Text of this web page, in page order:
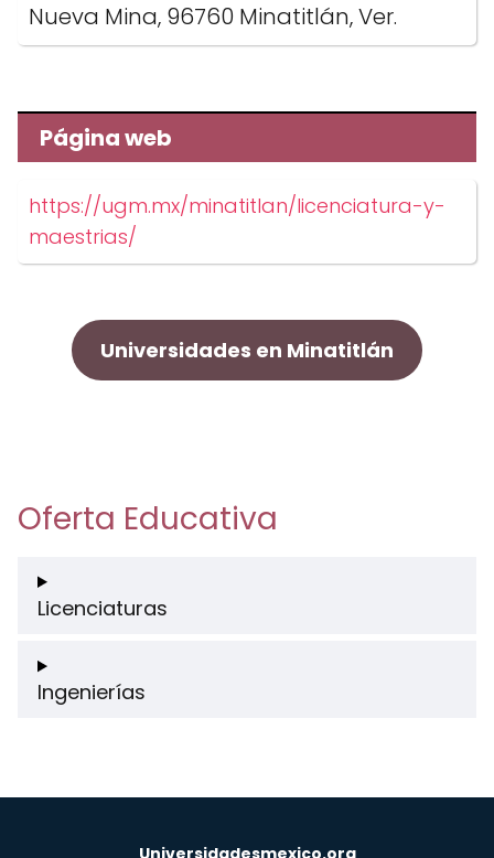
Nueva Mina, 96760 Minatitlán, Ver.
Página web
https://ugm.mx/minatitlan/licenciatura-y-
maestrias/
Universidades en Minatitlán
Oferta Educativa
Licenciaturas
Ingenierías